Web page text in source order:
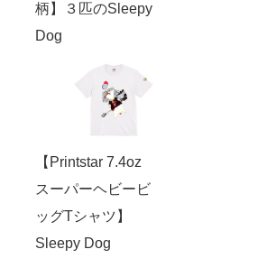
柄】３匹のSleepy
Dog
【Printstar 7.4oz
スーパーヘビービ
ッグTシャツ】
Sleepy Dog